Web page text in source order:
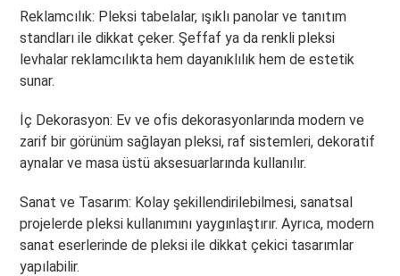
Reklamcılık: Pleksi tabelalar, ışıklı panolar ve tanıtım
standları ile dikkat çeker. Şeffaf ya da renkli pleksi
levhalar reklamcılıkta hem dayanıklılık hem de estetik
sunar.
İç Dekorasyon: Ev ve ofis dekorasyonlarında modern ve
zarif bir görünüm sağlayan pleksi, raf sistemleri, dekoratif
aynalar ve masa üstü aksesuarlarında kullanılır.
Sanat ve Tasarım: Kolay şekillendirilebilmesi, sanatsal
projelerde pleksi kullanımını yaygınlaştırır. Ayrıca, modern
sanat eserlerinde de pleksi ile dikkat çekici tasarımlar
yapılabilir.